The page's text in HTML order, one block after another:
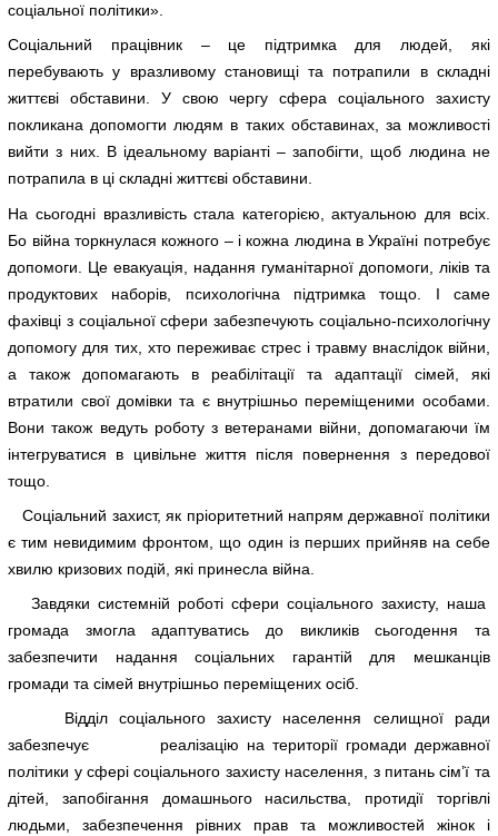
соціальної політики».
Соціальний працівник – це підтримка для людей, які
перебувають у вразливому становищі та потрапили в складні
життєві обставини. У свою чергу сфера соціального захисту
покликана допомогти людям в таких обставинах, за можливості
вийти з них. В ідеальному варіанті – запобігти, щоб людина не
потрапила в ці складні життєві обставини.
На сьогодні вразливість стала категорією, актуальною для всіх.
Бо війна торкнулася кожного – і кожна людина в Україні потребує
допомоги. Це евакуація, надання гуманітарної допомоги, ліків та
продуктових наборів, психологічна підтримка тощо. І саме
фахівці з соціальної сфери забезпечують соціально-психологічну
допомогу для тих, хто переживає стрес і травму внаслідок війни,
а також допомагають в реабілітації та адаптації сімей, які
втратили свої домівки та є внутрішньо переміщеними особами.
Вони також ведуть роботу з ветеранами війни, допомагаючи їм
інтегруватися в цивільне життя після повернення з передової
тощо.
Соціальний захист, як пріоритетний напрям державної політики
є тим невидимим фронтом, що один із перших прийняв на себе
хвилю кризових подій, які принесла війна.
Завдяки системній роботі сфери соціального захисту, наша
громада змогла адаптуватись до викликів сьогодення та
забезпечити надання соціальних гарантій для мешканців
громади та сімей внутрішньо переміщених осіб.
Відділ соціального захисту населення селищної ради
забезпечує реалізацію на території громади державної
політики у сфері соціального захисту населення, з питань сім’ї та
дітей, запобігання домашнього насильства, протидії торгівлі
людьми, забезпечення рівних прав та можливостей жінок і